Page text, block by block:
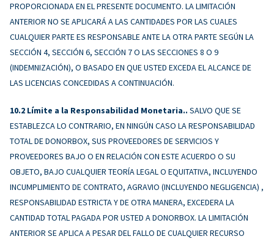
PROPORCIONADA EN EL PRESENTE DOCUMENTO. LA LIMITACIÓN
ANTERIOR NO SE APLICARÁ A LAS CANTIDADES POR LAS CUALES
CUALQUIER PARTE ES RESPONSABLE ANTE LA OTRA PARTE SEGÚN LA
SECCIÓN 4, SECCIÓN 6, SECCIÓN 7 O LAS SECCIONES 8 O 9
(INDEMNIZACIÓN), O BASADO EN QUE USTED EXCEDA EL ALCANCE DE
LAS LICENCIAS CONCEDIDAS A CONTINUACIÓN.
Límite a la Responsabilidad Monetaria.. SALVO QUE SE
ESTABLEZCA LO CONTRARIO, EN NINGÚN CASO LA RESPONSABILIDAD
TOTAL DE DONORBOX, SUS PROVEEDORES DE SERVICIOS Y
PROVEEDORES BAJO O EN RELACIÓN CON ESTE ACUERDO O SU
OBJETO, BAJO CUALQUIER TEORÍA LEGAL O EQUITATIVA, INCLUYENDO
INCUMPLIMIENTO DE CONTRATO, AGRAVIO (INCLUYENDO NEGLIGENCIA) ,
RESPONSABILIDAD ESTRICTA Y DE OTRA MANERA, EXCEDERA LA
CANTIDAD TOTAL PAGADA POR USTED A DONORBOX. LA LIMITACIÓN
ANTERIOR SE APLICA A PESAR DEL FALLO DE CUALQUIER RECURSO